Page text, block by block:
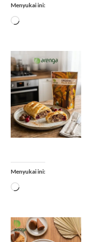
Menyukai ini:
Memuat...
Menyukai ini:
Memuat...